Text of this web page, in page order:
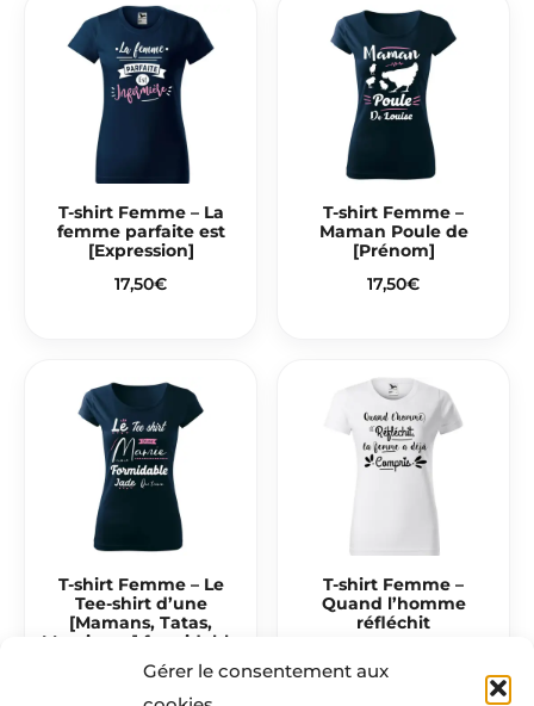
Gérer le consentement aux
T-shirt Femme – La
femme parfaite est
[Expression]
17,50€
T-shirt Femme –
Maman Poule de
[Prénom]
17,50€
T-shirt Femme – Le
Tee-shirt d’une
[Mamans, Tatas,
Mamies, …] formidable
17,50€
T-shirt Femme –
Quand l’homme
réfléchit